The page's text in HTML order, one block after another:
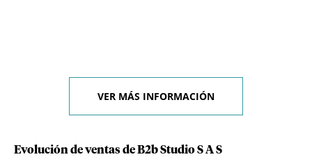
VER MÁS INFORMACIÓN
Evolución de ventas de B2b Studio S A S